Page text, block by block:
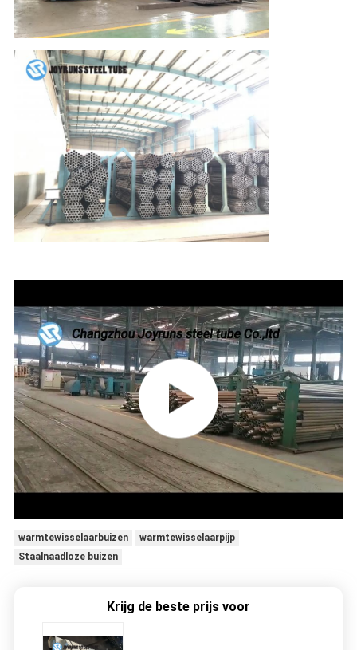
warmtewisselaarbuizen
warmtewisselaarpijp
Staalnaadloze buizen
Krijg de beste prijs voor